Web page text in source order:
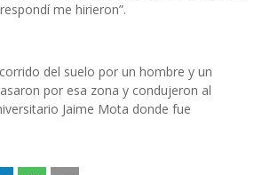
me hirieron”.
del suelo por un hombre y un
por esa zona y condujeron al
Jaime Mota donde fue